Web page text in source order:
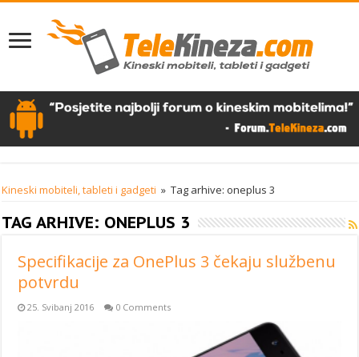
Kineski mobiteli, tableti i gadgeti » Tag arhive: oneplus 3
TAG ARHIVE: ONEPLUS 3
Specifikacije za OnePlus 3 čekaju službenu
potvrdu
25. Svibanj 2016 0 Comments